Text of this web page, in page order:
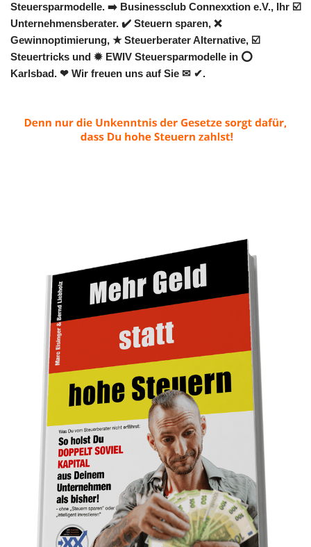
Steuersparmodelle. ➡️ Businessclub Connexxtion e.V., Ihr ☑️
Unternehmensberater. ✔️ Steuern sparen, ❌
Gewinnoptimierung, ★ Steuerberater Alternative, ☑️
Steuertricks und ✹ EWIV Steuersparmodelle in ⭕
Karlsbad. ❤ Wir freuen uns auf Sie ✉ ✔.